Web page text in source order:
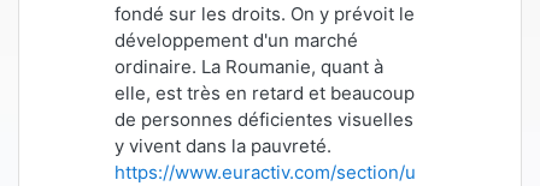
fondé sur les droits. On y prévoit le
développement d'un marché
ordinaire. La Roumanie, quant à
elle, est très en retard et beaucoup
de personnes déficientes visuelles
y vivent dans la pauvreté.
https://www.euractiv.com/section/uk-